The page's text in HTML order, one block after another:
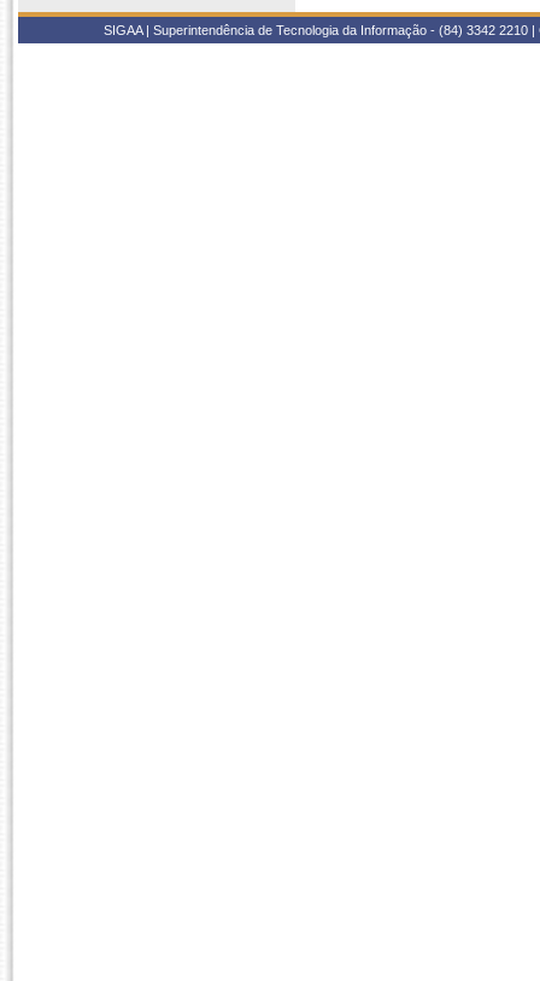
SIGAA | Superintendência de Tecnologia da Informação - (84) 3342